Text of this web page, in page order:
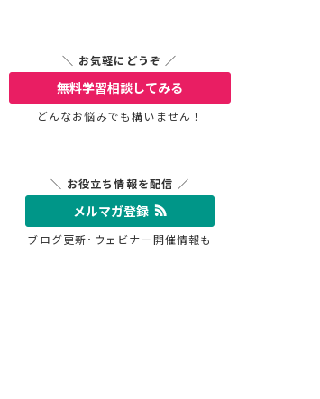
＼ お気軽にどうぞ ／
無料学習相談してみる
どんなお悩みでも構いません！
＼ お役立ち情報を配信 ／
メルマガ登録
ブログ更新･ウェビナー開催情報も